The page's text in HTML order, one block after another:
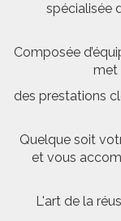
spécialisée
Composée
met
des prestations
Quelque soit
et vous
L'art de la